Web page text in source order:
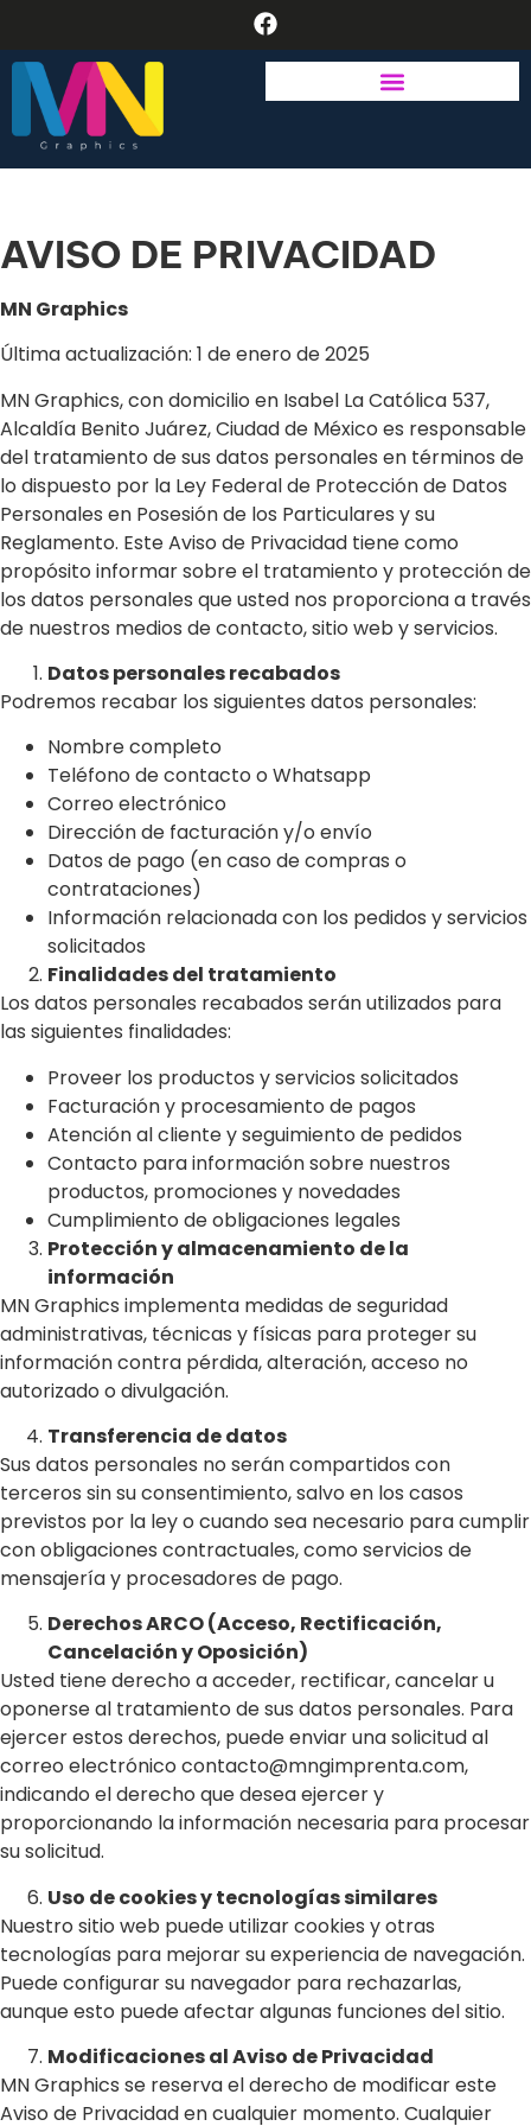
AVISO DE PRIVACIDAD
MN Graphics
Última actualización: 1 de enero de 2025
MN Graphics, con domicilio en Isabel La Católica 537,
Alcaldía Benito Juárez, Ciudad de México es responsable
del tratamiento de sus datos personales en términos de
lo dispuesto por la Ley Federal de Protección de Datos
Personales en Posesión de los Particulares y su
Reglamento. Este Aviso de Privacidad tiene como
propósito informar sobre el tratamiento y protección de
los datos personales que usted nos proporciona a través
de nuestros medios de contacto, sitio web y servicios.
Datos personales recabados
Podremos recabar los siguientes datos personales:
Nombre completo
Teléfono de contacto o Whatsapp
Correo electrónico
Dirección de facturación y/o envío
Datos de pago (en caso de compras o
contrataciones)
Información relacionada con los pedidos y servicios
solicitados
Finalidades del tratamiento
Los datos personales recabados serán utilizados para
las siguientes finalidades:
Proveer los productos y servicios solicitados
Facturación y procesamiento de pagos
Atención al cliente y seguimiento de pedidos
Contacto para información sobre nuestros
productos, promociones y novedades
Cumplimiento de obligaciones legales
Protección y almacenamiento de la
información
MN Graphics implementa medidas de seguridad
administrativas, técnicas y físicas para proteger su
información contra pérdida, alteración, acceso no
autorizado o divulgación.
Transferencia de datos
Sus datos personales no serán compartidos con
terceros sin su consentimiento, salvo en los casos
previstos por la ley o cuando sea necesario para cumplir
con obligaciones contractuales, como servicios de
mensajería y procesadores de pago.
Derechos ARCO (Acceso, Rectificación,
Cancelación y Oposición)
Usted tiene derecho a acceder, rectificar, cancelar u
oponerse al tratamiento de sus datos personales. Para
ejercer estos derechos, puede enviar una solicitud al
correo electrónico contacto@mngimprenta.com,
indicando el derecho que desea ejercer y
proporcionando la información necesaria para procesar
su solicitud.
Uso de cookies y tecnologías similares
Nuestro sitio web puede utilizar cookies y otras
tecnologías para mejorar su experiencia de navegación.
Puede configurar su navegador para rechazarlas,
aunque esto puede afectar algunas funciones del sitio.
Modificaciones al Aviso de Privacidad
MN Graphics se reserva el derecho de modificar este
Aviso de Privacidad en cualquier momento. Cualquier